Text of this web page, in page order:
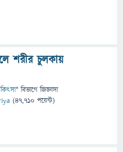
শরীর চুলকায়
" বিভাগে জিজ্ঞাসা
(47,710 পয়েন্ট)